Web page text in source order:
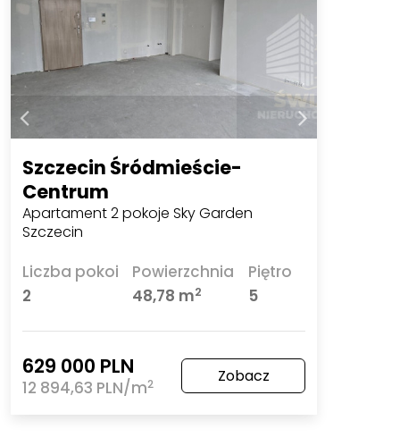
Szczecin Śródmieście-
Centrum
Apartament 2 pokoje Sky Garden
Szczecin
Liczba pokoi
2
Powierzchnia
48,78 m2
Piętro
5
629 000 PLN
12 894,63 PLN/m2 Zobacz